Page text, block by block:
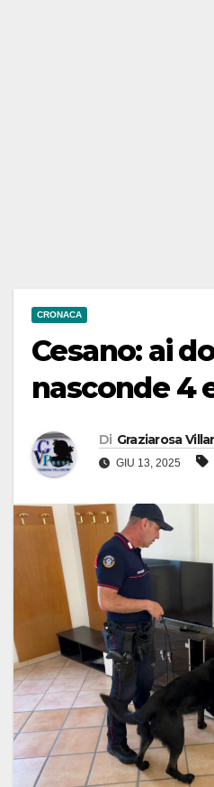
CRONACA
Cesano: ai
nasconde 4
Di Graziarosa
GIU 13, 2025